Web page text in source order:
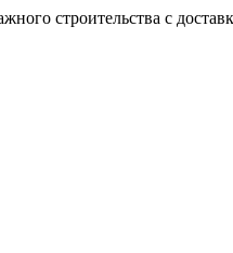
строительства с